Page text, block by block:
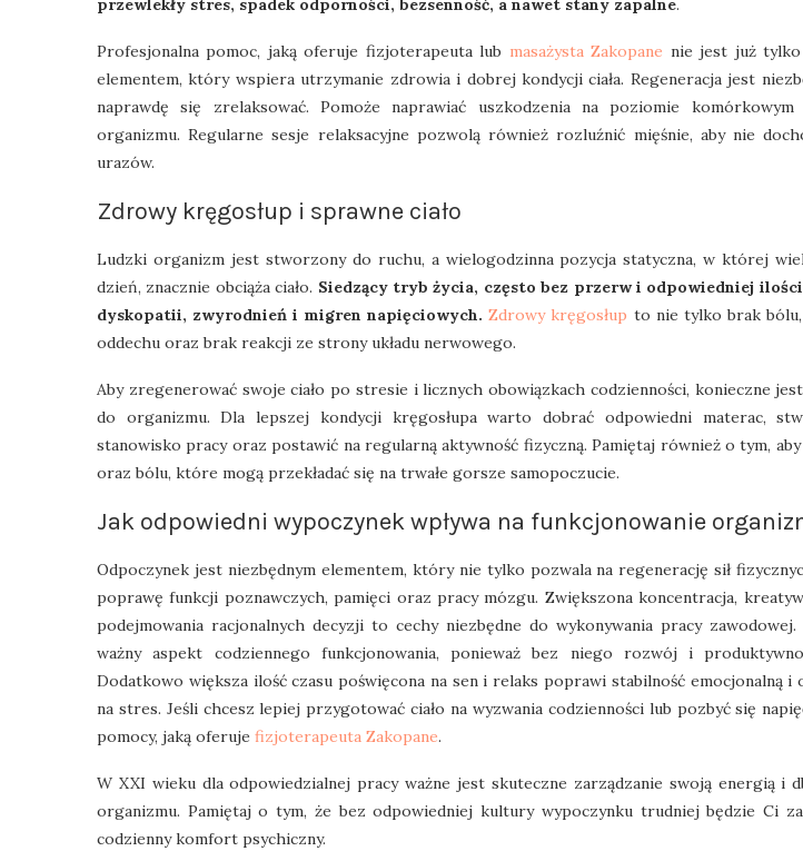
przewlekły stres, spadek odporności, bezsenność, a nawet stany zapalne.
Profesjonalna pomoc, jaką oferuje fizjoterapeuta lub masażysta Zakopane nie jest już tylko
elementem, który wspiera utrzymanie zdrowia i dobrej kondycji ciała. Regeneracja jest
naprawdę się zrelaksować. Pomoże naprawiać uszkodzenia na poziomie
organizmu. Regularne sesje relaksacyjne pozwolą również rozluźnić mięśnie, aby nie
urazów.
Zdrowy kręgosłup i sprawne ciało
Ludzki organizm jest stworzony do ruchu, a wielogodzinna pozycja statyczna, w której
dzień, znacznie obciąża ciało. Siedzący tryb życia, często bez przerw i odpowiedniej
dyskopatii, zwyrodnień i migren napięciowych.Zdrowy kręgosłup to nie tylko brak
oddechu oraz brak reakcji ze strony układu nerwowego.
Aby zregenerować swoje ciało po stresie i licznych obowiązkach codzienności, konieczne jest
do organizmu. Dla lepszej kondycji kręgosłupa warto dobrać odpowiedni materac,
stanowisko pracy oraz postawić na regularną aktywność fizyczną. Pamiętaj również o tym,
oraz bólu, które mogą przekładać się na trwałe gorsze samopoczucie.
Jak odpowiedni wypoczynek wpływa na funkcjonowanie
Odpoczynek jest niezbędnym elementem, który nie tylko pozwala na regenerację sił
poprawę funkcji poznawczych, pamięci oraz pracy mózgu. Zwiększona koncentracja,
podejmowania racjonalnych decyzji to cechy niezbędne do wykonywania pracy
ważny aspekt codziennego funkcjonowania, ponieważ bez niego rozwój i
Dodatkowo większa ilość czasu poświęcona na sen i relaks poprawi stabilność emocjonalną i
na stres. Jeśli chcesz lepiej przygotować ciało na wyzwania codzienności lub pozbyć się
pomocy, jaką oferuje fizjoterapeuta Zakopane.
W XXI wieku dla odpowiedzialnej pracy ważne jest skuteczne zarządzanie swoją energią i
organizmu. Pamiętaj o tym, że bez odpowiedniej kultury wypoczynku trudniej będzie Ci
codzienny komfort psychiczny.